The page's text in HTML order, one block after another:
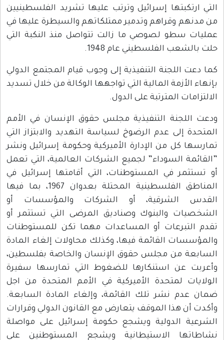
التي ارتكبتها إسرائيل وترتب عليها تشريد الفلسطينيين
من مدنهم وقراهم وتدمير ممتلكاتهم والسيطرة عليها في
عمليات سطو لصوصي ما زالت تتواصل منذ النكبة التي
حلت بالشعب الفلسطيني عام 1948.
كما دعت اللجنة التنفيذية إلى وجوب قيام المجتمع الدولي
بإنهاء الأزمة المالية التي تواجهها الوكالة من خلال تسديد
الالتزامات المترتبة على الدول.
ودعت اللجنة التنفيذية مجلس حقوق الإنسان في الأمم
المتحدة إلى عدم الرضوخ لسياسة التهديد والابتزاز التي
تمارسها كل من الإدارة الأميركية وحكومة إسرائيل ونشر
”القائمة السوداء” لجميع الشركات العالمية، التي تعمل
أو تستثمر في المستوطنات، التي أقامتها إسرائيل في
المناطق الفلسطينية المحتلة بعدوان 1967، بما فيها
القدس الشرقية، أو الشركات والمؤسسات أو
الشخصيات والبنوك وصناديق المرضى التي تستثمر أو
تقدم التبرعات أو المساعدات مهما تكن للمستوطنات
والمؤسسات القائمة فيها، وكذلك محاولات إلغاء المادة
السابعة من مجلس حقوق الإنسان والخاصة بفلسطين،
وأعربت عن استنكارها للضغوط التي تمارسها سفيرة
الولايات لمتحدة الأميركية في الأمم المتحدة من اجل
ضمان عدم نشر تلك القائمة، وإلغاء المادة السابعة.
وأكدت أن هذا الموقف يتعارض مع القانون الدولي وقرارات
الشرعية الدولية ويشجع حكومة إسرائيل على مواصلة
نشاطاتها الاستيطانية ويشجع المستوطنين على